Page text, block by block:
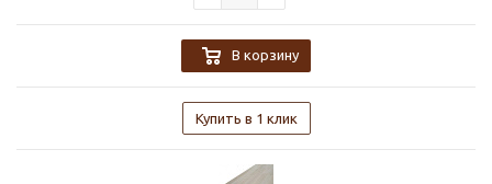
В корзину
Купить в 1 клик